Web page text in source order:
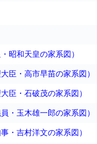
昭和天皇の家系図）
臣・高市早苗の家系図）
臣・石破茂の家系図）
・玉木雄一郎の家系図）
・吉村洋文の家系図）